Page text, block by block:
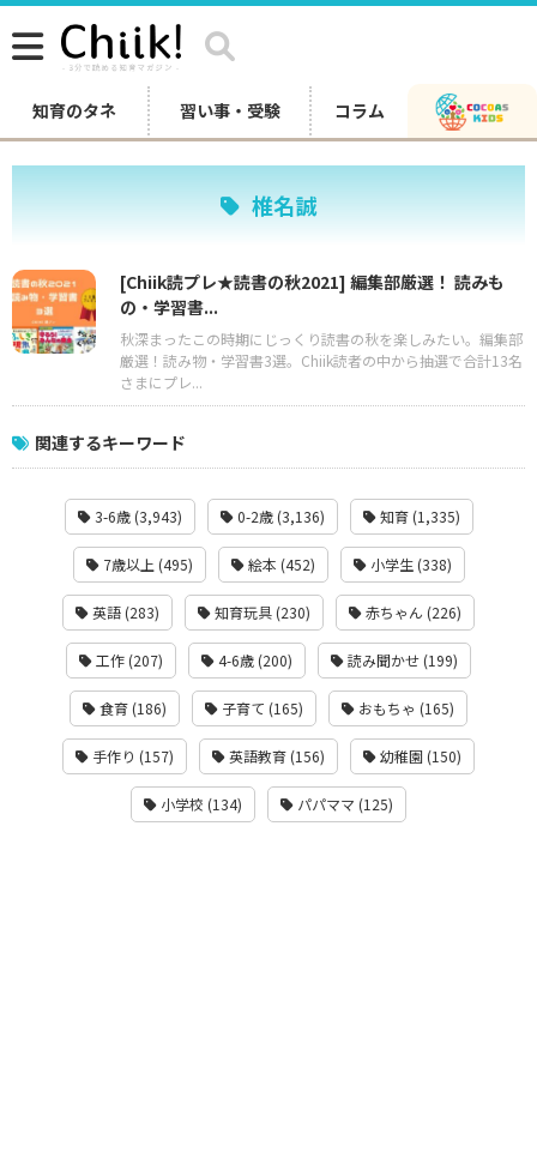
知育のタネ 習い事・受験 コラム
椎名誠
[Chiik読プレ★読書の秋2021] 編集部厳選！ 読みも
の・学習書...
秋深まったこの時期にじっくり読書の秋を楽しみたい。編集部
厳選！読み物・学習書3選。Chiik読者の中から抽選で合計13名
さまにプレ...
関連するキーワード
3-6歳 (3,943) 0-2歳 (3,136) 知育 (1,335)
7歳以上 (495) 絵本 (452) 小学生 (338)
英語 (283) 知育玩具 (230) 赤ちゃん (226)
工作 (207) 4-6歳 (200) 読み聞かせ (199)
食育 (186) 子育て (165) おもちゃ (165)
手作り (157) 英語教育 (156) 幼稚園 (150)
小学校 (134) パパママ (125)